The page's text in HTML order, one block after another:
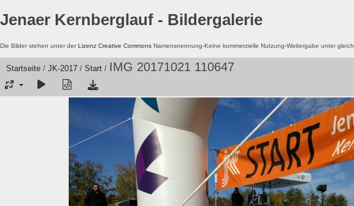
Jenaer Kernberglauf - Bildergalerie
Die Bilder stehen unter derLizenz Creative Commons Namensnennung-Keine kommerzielle Nutzung-Weitergabe unter
Startseite / JK-2017 / Start / IMG 20171021 110647